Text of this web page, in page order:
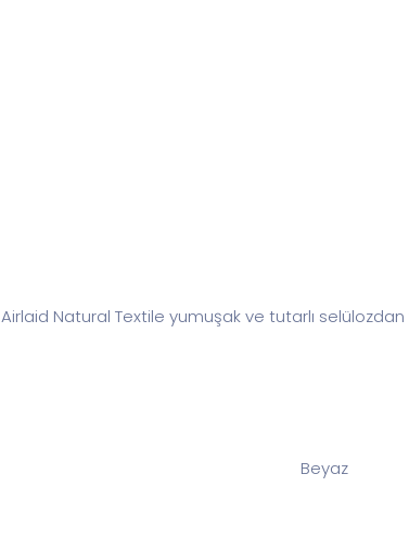
Airlaid Natural Textile yumuşak ve tutarlı selülozdan
Beyaz